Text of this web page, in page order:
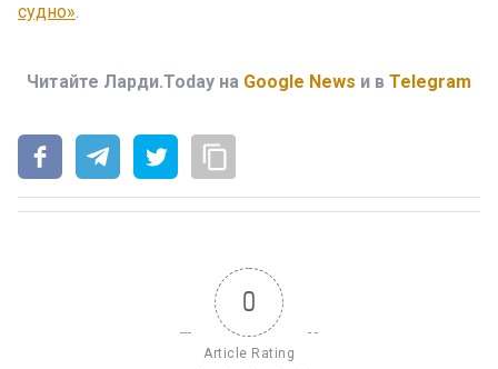
судно».
Читайте Ларди.Today на Google News и в Telegram
0
Article Rating